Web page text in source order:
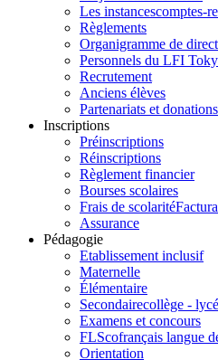
Les instancescomptes-
Règlements
Organigramme de
Personnels du LFI
Recrutement
Anciens élèves
Partenariats et donations
Inscriptions
Préinscriptions
Réinscriptions
Règlement financier
Bourses scolaires
Frais de scolarité
Assurance
Pédagogie
Etablissement inclusif
Maternelle
Élémentaire
Secondairecollège -
Examens et concours
FLScofrançais langue
Orientation